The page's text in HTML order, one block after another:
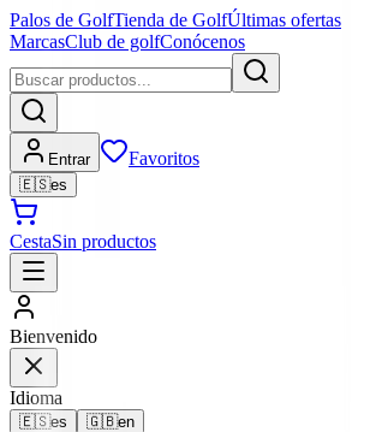
Palos de GolfTienda de GolfÚltimas ofertas
MarcasClub de golfConócenos
Entrar Favoritos
🇪🇸es
CestaSin productos
Bienvenido
Idioma
🇪🇸es 🇬🇧en